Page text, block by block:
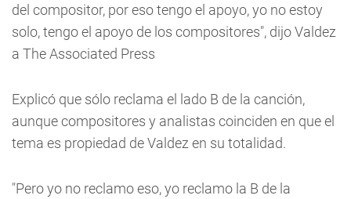
del compositor, por eso tengo el apoyo, yo no estoy
solo, tengo el apoyo de los compositores", dijo Valdez
a The Associated Press
Explicó que sólo reclama el lado B de la canción,
aunque compositores y analistas coinciden en que el
tema es propiedad de Valdez en su totalidad.
"Pero yo no reclamo eso, yo reclamo la B de la